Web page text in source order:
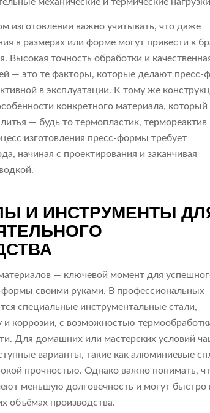
механические и термические
изготовлении важно учитывать, что даже
в размерах или форме могут привести к
Высокая точность обработки и
— это те факторы, которые делают пресс-
в эксплуатации. К тому же
конкретного материала, который
— будь то термопластик, термореактив
изготовления пресс-формы требует
начиная с проектирования и заканчивая
И ИНСТРУМЕНТЫ
— ключевой момент для
формы своими руками. В профессиональных
специальные инструментальные стали,
и коррозии, с возможностью
Для домашних или мастерских условий
варианты, такие как алюминиевые
прочностью. Однако важно понимать,
меньшую долговечность и могут быстро
объёмах производства.